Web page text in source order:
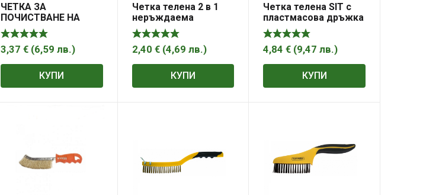
ЧЕТКА ЗА
ПОЧИСТВАНЕ НА
АКУМУЛАТОРНИ
КЛЕМИ FORCE 9U3002
3,37 € (6,59 лв.)
КУПИ
Четка телена 2 в 1
неръждаема
стомана 200мм
TOPMASTER
2,40 € (4,69 лв.)
КУПИ
Четка телена SIT с
пластмасова дръжка
245 мм, Spid 0011
4,84€ (9,47лв.)
КУПИ